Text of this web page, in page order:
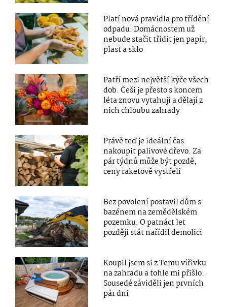
Platí nová pravidla pro třídění
odpadu: Domácnostem už
nebude stačit třídit jen papír,
plast a sklo
Patří mezi největší kýče všech
dob. Češi je přesto s koncem
léta znovu vytahují a dělají z
nich chloubu zahrady
Právě teď je ideální čas
nakoupit palivové dřevo. Za
pár týdnů může být pozdě,
ceny raketově vystřelí
Bez povolení postavil dům s
bazénem na zemědělském
pozemku. O patnáct let
později stát nařídil demolici
Koupil jsem si z Temu vířivku
na zahradu a tohle mi přišlo.
Sousedé záviděli jen prvních
pár dní